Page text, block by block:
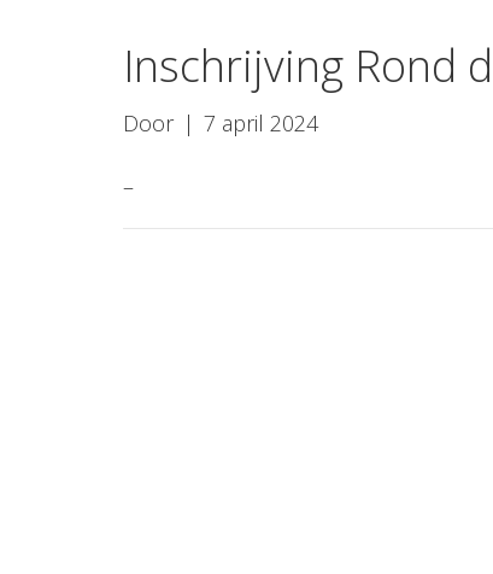
Inschrijving Rond
Door | 7 april 2024
–